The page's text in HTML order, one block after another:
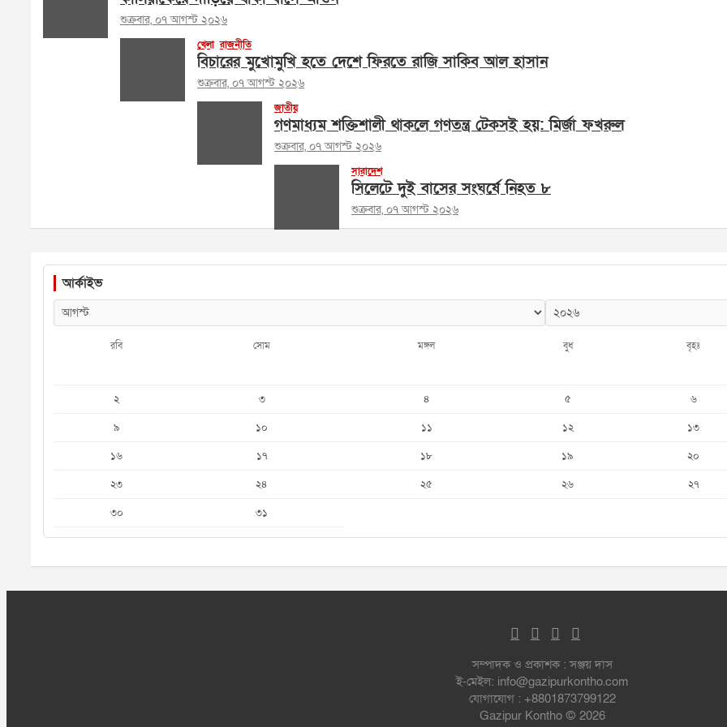
শুক্রবার, ০৭ আগস্ট ২০২৬
খেলা রাজনীতি
বিচারের মুখোমুখি হতে দেশে ফিরতে রাজি সাকিব আল হাসান
শুক্রবার, ০৭ আগস্ট ২০২৬
জাতীয়
গণমাধ্যম শক্তিশালী থাকলে গণতন্ত্র টেকসই হয়: মির্জা ফখরুল
শুক্রবার, ০৭ আগস্ট ২০২৬
সারাদেশ
সিলেটে দুই বাসের সংঘর্ষে নিহত ৮
শুক্রবার, ০৭ আগস্ট ২০২৬
আর্কাইভ
রবি সোম মঙ্গল বুধ বৃহঃ
২
৩ ৪ ৫ ৬
৯
১০ ১১ ১২ ১৩
১৬
১৭ ১৮ ১৯ ২০
২৩
২৪ ২৫ ২৬ ২৭
৩০
৩১
সম্পাদক ও প্রকাশক : সঞ্জয় দাস
ই-মেইল: info@gazipurkontho.com
যোগাযোগ : +8801873799122
Gazipur Kontho © 2026